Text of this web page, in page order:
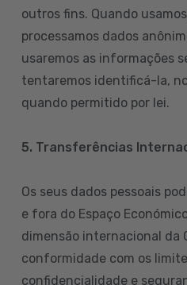
outros fins. Quando
processamos dados
usaremos as informações
tentaremos identificá-la,
quando permitido por lei.
5. Transferências
Os seus dados pessoais
e fora do Espaço
dimensão internacional da
conformidade com os
confidencialidade e